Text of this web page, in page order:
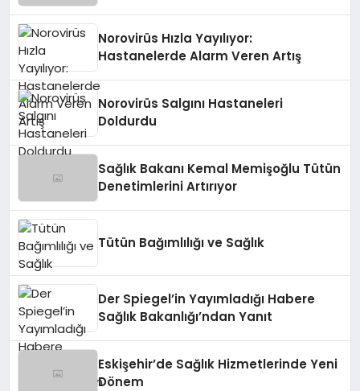
Norovirüs Hızla Yayılıyor:
Hastanelerde Alarm Veren Artış
Norovirüs Salgını Hastaneleri
Doldurdu
Sağlık Bakanı Kemal Memişoğlu Tütün
Denetimlerini Artırıyor
Tütün Bağımlılığı ve Sağlık
Der Spiegel’in Yayımladığı Habere
Sağlık Bakanlığı’ndan Yanıt
Eskişehir’de Sağlık Hizmetlerinde Yeni
Dönem